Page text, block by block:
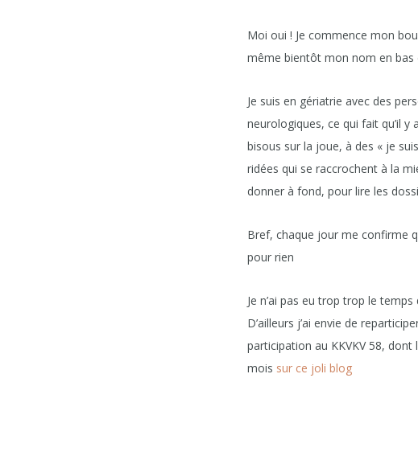
Moi oui ! Je commence mon
même bientôt mon nom en bas
Je suis en gériatrie avec des
neurologiques, ce qui fait qu’il y
bisous sur la joue, à des « je
ridées qui se raccrochent à la
donner à fond, pour lire les
Bref, chaque jour me confirme
pour rien
Je n’ai pas eu trop trop le
D’ailleurs j’ai envie de
participation au KKVKV 58,
mois sur ce joli blog